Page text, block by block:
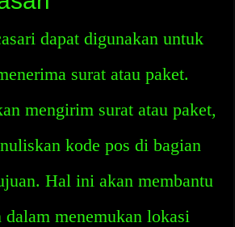
dapat digunakan untuk
surat atau paket.
mengirim surat atau paket,
kode pos di bagian
Hal ini akan membantu
dalam menemukan lokasi